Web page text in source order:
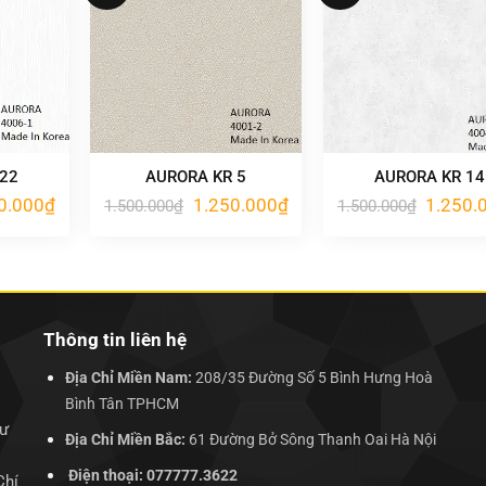
₫Giá
hiện
AURORA KR 5
1.500.000₫ Giá
1.250.000₫Giá
hiện
AURORA KR 14
1.500.000₫ Giá
Thông tin liên hệ
Địa Chỉ Miền Nam: 208/35 Đường Số 5 Bình Hưng Hoà
Bình Tân TPHCM
Địa Chỉ Miền Bắc: 61 Đường Bở Sông Thanh Oai Hà Nội
Điện thoại: 077777.3622